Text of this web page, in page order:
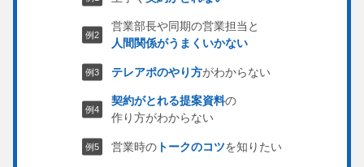
営業部長や同期の営業担当と
人間関係がうまくいかない
テレアポのやり方がわからない
契約がとれる提案資料の
作り方がわからない
営業時の トークのコツを知りたい